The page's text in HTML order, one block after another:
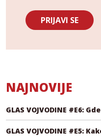
PRIJAVI SE
NAJNOVIJE
GLAS VOJVODINE #E6:
GLAS VOJVODINE #E5: